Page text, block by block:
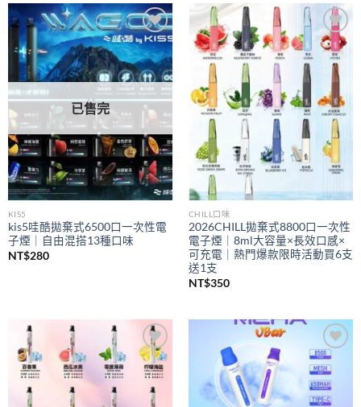
NT$300
到
NT$350
Add to
wishlist
已售完
KIS5
kis5哇酷拋棄式6500口一次性電
子煙｜自由混搭13種口味
NT$280
Add to
wishlist
CHILL口味
2026CHILL拋棄式8800口一次性
電子煙｜8ml大容量×長效口感×
可充電｜熱門爆款限時活動買6支
送1支
NT$350
Add to
wishlist
Add to
wishlist